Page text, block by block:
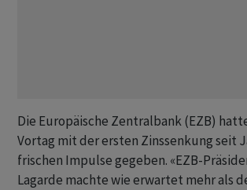
Die Europäische Zentralbank (EZB)
Vortag mit der ersten Zinssenkung seit
frischen Impulse gegeben. «EZB-
Lagarde machte wie erwartet mehr als